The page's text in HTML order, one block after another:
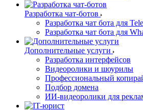
Разработка чат-ботов
Разработка чат бота для
Разработка чат бота для
Дополнительные услуги
Разработка интерфейсов
Видеоролики и шоурилы
Профессиональный
Подбор домена
ИИ-видеоролики для